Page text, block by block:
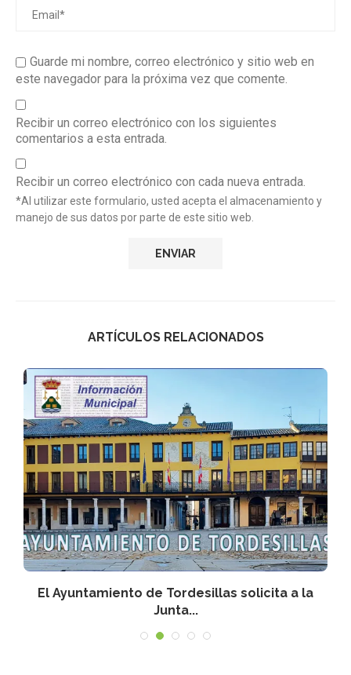
Guarde mi nombre, correo electrónico y sitio web en
este navegador para la próxima vez que comente.
Recibir un correo electrónico con los siguientes
comentarios a esta entrada.
Recibir un correo electrónico con cada nueva entrada.
*Al utilizar este formulario, usted acepta el almacenamiento y
manejo de sus datos por parte de este sitio web.
ARTÍCULOS RELACIONADOS
El Ayuntamiento de Tordesillas solicita a la
Junta...